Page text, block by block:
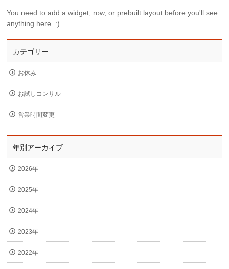
You need to add a widget, row, or prebuilt layout before you'll see
anything here. :)
カテゴリー
お休み
お試しコンサル
営業時間変更
年別アーカイブ
2026年
2025年
2024年
2023年
2022年